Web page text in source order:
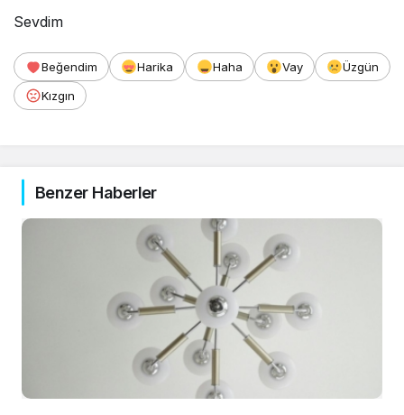
Sevdim
Beğendim Harika Haha Vay
Üzgün
Kızgın
Benzer Haberler